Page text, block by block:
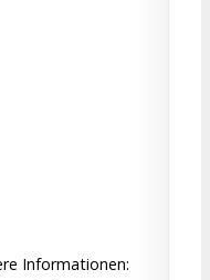
Informationen: